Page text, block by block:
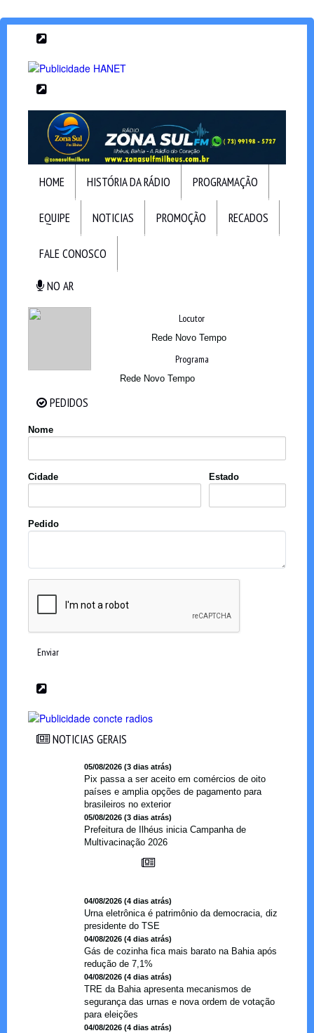
HOME HISTÓRIA DA RÁDIO PROGRAMAÇÃO
EQUIPE NOTICIAS PROMOÇÃO RECADOS
FALE CONOSCO
NO AR
Locutor
Rede Novo Tempo
Programa
Rede Novo Tempo
PEDIDOS
Nome
Cidade Estado
Pedido
Enviar
NOTICIAS GERAIS
05/08/2026 (3 dias atrás)
Pix passa a ser aceito em comércios de oito
países e amplia opções de pagamento para
brasileiros no exterior
05/08/2026 (3 dias atrás)
Prefeitura de Ilhéus inicia Campanha de
Multivacinação 2026
04/08/2026 (4 dias atrás)
Urna eletrônica é patrimônio da democracia, diz
presidente do TSE
04/08/2026 (4 dias atrás)
Gás de cozinha fica mais barato na Bahia após
redução de 7,1%
04/08/2026 (4 dias atrás)
TRE da Bahia apresenta mecanismos de
segurança das urnas e nova ordem de votação
para eleições
04/08/2026 (4 dias atrás)